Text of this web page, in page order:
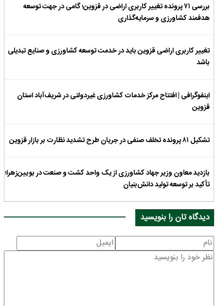
بررسی ۷۱ پرونده تغییر کاربری اراضی در قزوین؛ گامی در جهت توسعه
هدفمند کشاورزی و سرمایه‌گذاری
تغییر کاربری اراضی قزوین باید در خدمت توسعه کشاورزی و صنایع تبدیلی
باشد
اینفوگرافی | افتتاح مرکز خدمات کشاورزی غیردولتی در شریف‌آباد استان
قزوین
تشکیل ۸۱ پرونده تخلف صنفی در جریان طرح تشدید نظارت بر بازار قزوین
بازدید معاون وزیر جهاد کشاورزی از یک واحد کشت و صنعت در بویین‌زهرا؛
تأکید بر توسعه تولید دانش‌بنیان
دیدگاه تان را بنویسید